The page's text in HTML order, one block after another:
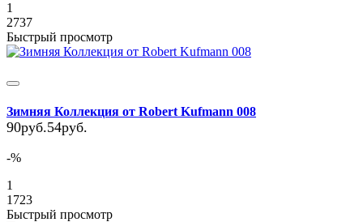
1
2737
Быстрый просмотр
Зимняя Коллекция от Robert Kufmann 008
90руб.54руб.
-%
1
1723
Быстрый просмотр